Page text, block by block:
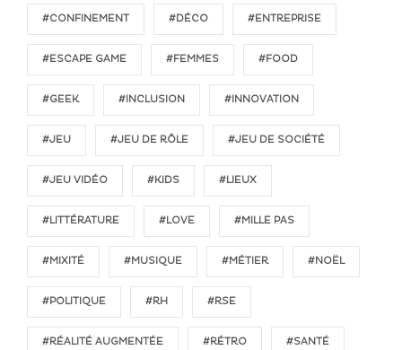
#CONFINEMENT #DÉCO #ENTREPRISE
#ESCAPE GAME #FEMMES #FOOD
#GEEK #INCLUSION #INNOVATION
#JEU #JEU DE RÔLE #JEU DE SOCIÉTÉ
#JEU VIDÉO #KIDS #LIEUX
#LITTÉRATURE #LOVE #MILLE PAS
#MIXITÉ #MUSIQUE #MÉTIER #NOËL
#POLITIQUE #RH #RSE
#RÉALITÉ AUGMENTÉE #RÉTRO #SANTÉ